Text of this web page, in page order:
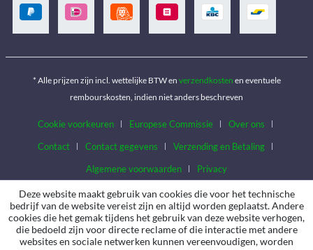
* Alle prijzen zijn incl. wettelijke BTW en verzendkosten en eventuele
rembourskosten, indien niet anders beschreven
Cookie voorkeuren Europese Commissie
Over ons
Contact
Contact gegevens
Verzending en Betaling
Algemene voorwaarden
Privacy
Deze website maakt gebruik van cookies die voor het technische
bedrijf van de website vereist zijn en altijd worden geplaatst. Andere
cookies die het gemak tijdens het gebruik van deze website verhogen,
die bedoeld zijn voor directe reclame of die interactie met andere
websites en sociale netwerken kunnen vereenvoudigen, worden